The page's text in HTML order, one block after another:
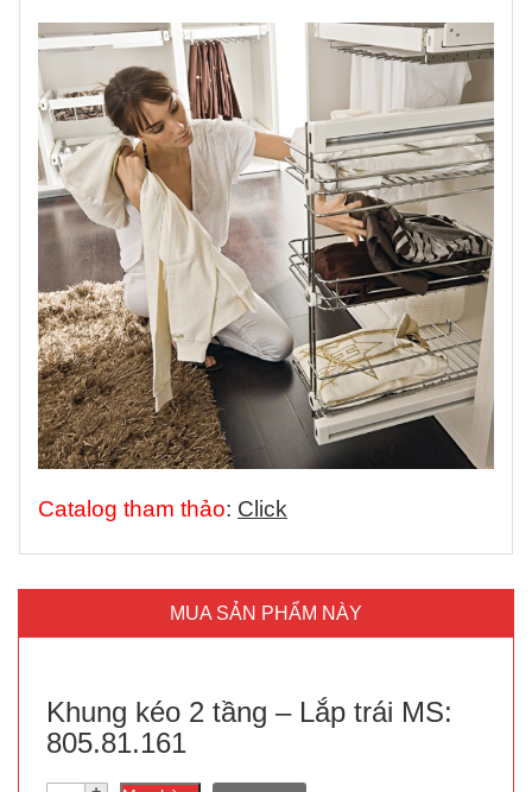
Catalog tham thảo: Click
MUA SẢN PHẨM NÀY
Khung kéo 2 tầng – Lắp trái MS:
805.81.161